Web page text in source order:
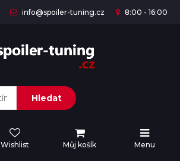
info@spoiler-tuning.cz 8:00 - 16:00
Hledat
Wishlist Můj košík Menu